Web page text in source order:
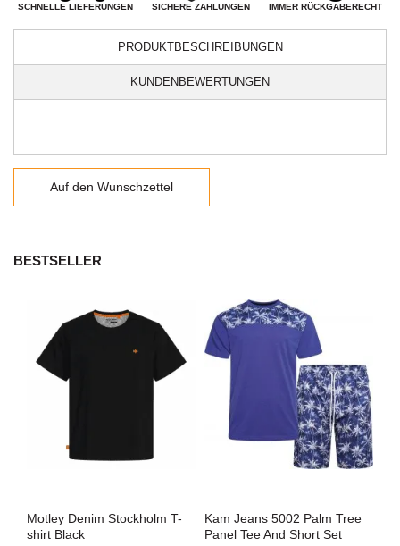
SCHNELLE LIEFERUNGEN SICHERE ZAHLUNGEN IMMER RÜCKGABERECHT
PRODUKTBESCHREIBUNGEN
KUNDENBEWERTUNGEN
Auf den Wunschzettel
BESTSELLER
Motley Denim Stockholm T-
shirt Black
Kam Jeans 5002 Palm Tree
Panel Tee And Short Set